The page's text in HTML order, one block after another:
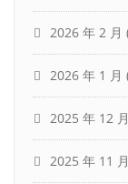
2026 年 2 月
2026 年 1 月
2025 年 12 月
2025 年 11 月